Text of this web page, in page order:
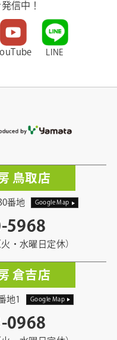
信中！
LINE
鳥取店
番地 Google Map
5968
・水曜日定休）
倉吉店
地1 Google Map
0968